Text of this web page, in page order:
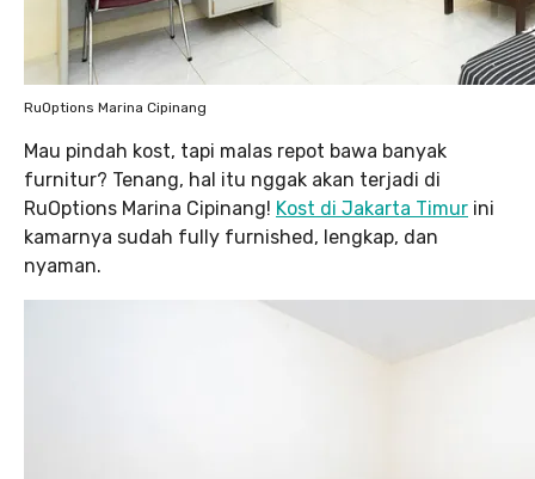
RuOptions Marina Cipinang
Mau pindah kost, tapi malas repot bawa banyak
furnitur? Tenang, hal itu nggak akan terjadi di
RuOptions Marina Cipinang! Kost di Jakarta Timur ini
kamarnya sudah fully furnished, lengkap, dan
nyaman.